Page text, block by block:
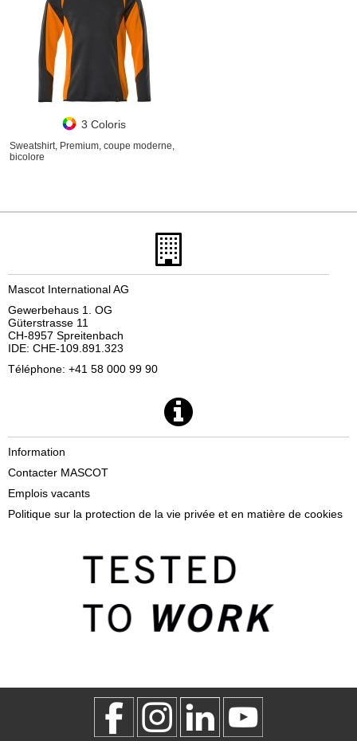
3 Coloris
Sweatshirt, Premium, coupe moderne,
bicolore
Mascot International AG
Gewerbehaus 1. OG
Güterstrasse 11
CH-8957 Spreitenbach
IDE: CHE-109.891.323
Téléphone: +41 58 000 99 90
Information
Contacter MASCOT
Emplois vacants
Politique sur la protection de la vie privée et en matière de cookies